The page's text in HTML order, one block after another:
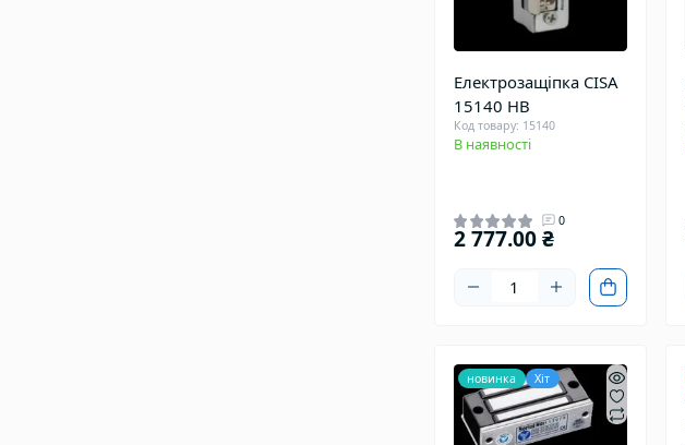
Електрозащіпка CISA
15140 НВ
Код товару: 15140
В наявності
0
2 777.00 ₴
новинка Хіт